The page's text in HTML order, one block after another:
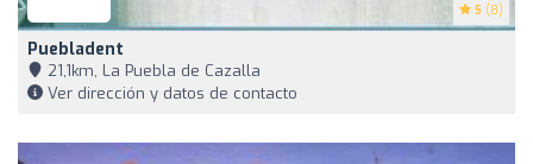
5 (8)
Puebladent
21,1km, La Puebla de Cazalla
Ver dirección y datos de contacto